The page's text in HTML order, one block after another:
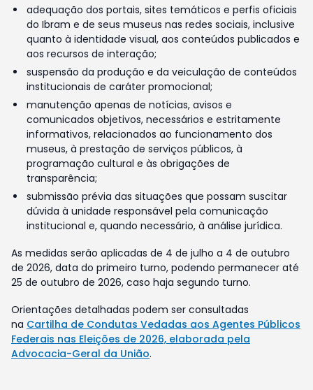
adequação dos portais, sites temáticos e perfis oficiais
do Ibram e de seus museus nas redes sociais, inclusive
quanto à identidade visual, aos conteúdos publicados e
aos recursos de interação;
suspensão da produção e da veiculação de conteúdos
institucionais de caráter promocional;
manutenção apenas de notícias, avisos e
comunicados objetivos, necessários e estritamente
informativos, relacionados ao funcionamento dos
museus, à prestação de serviços públicos, à
programação cultural e às obrigações de
transparência;
submissão prévia das situações que possam suscitar
dúvida à unidade responsável pela comunicação
institucional e, quando necessário, à análise jurídica.
As medidas serão aplicadas de 4 de julho a 4 de outubro
de 2026, data do primeiro turno, podendo permanecer até
25 de outubro de 2026, caso haja segundo turno.
Orientações detalhadas podem ser consultadas
na Cartilha de Condutas Vedadas aos Agentes Públicos
Federais nas Eleições de 2026, elaborada pela
Advocacia-Geral da União.